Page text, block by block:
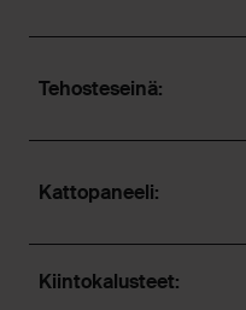
Tehosteseinä:
Kattopaneeli:
Kiintokalusteet: